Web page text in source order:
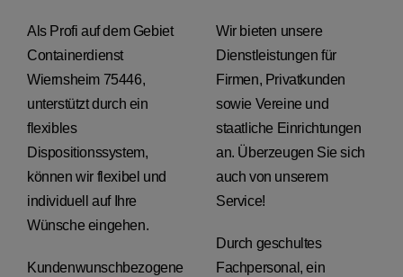
Als Profi auf dem Gebiet
Containerdienst
Wiernsheim 75446,
unterstützt durch ein
flexibles
Dispositionssystem,
können wir flexibel und
individuell auf Ihre
Wünsche eingehen.
Kundenwunschbezogene
Wir bieten unsere
Dienstleistungen für
Firmen, Privatkunden
sowie Vereine und
staatliche Einrichtungen
an. Überzeugen Sie sich
auch von unserem
Service!
Durch geschultes
Fachpersonal, ein